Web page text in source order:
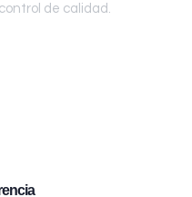
de calidad.